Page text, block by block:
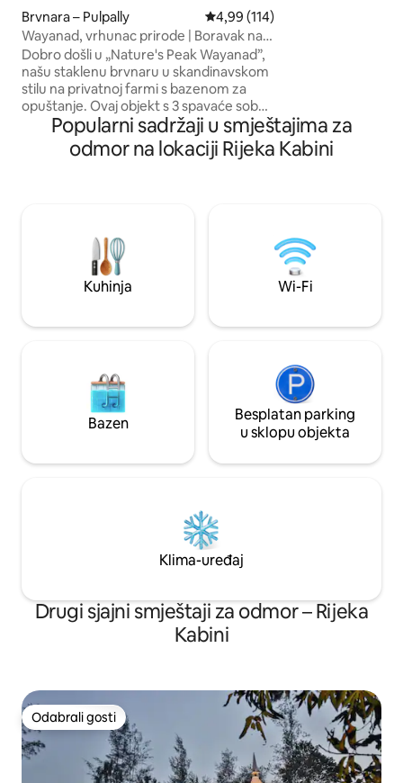
Brvnara – Pulpally Prosječna ocjena: 4,99/5,
4,99 (114)
Wayanad, vrhunac prirode | Boravak na
farmi s privatnim bazenom
Dobro došli u „Nature's Peak Wayanad”,
našu staklenu brvnaru u skandinavskom
stilu na privatnoj farmi s bazenom za
opuštanje. Ovaj objekt s 3 spavaće sobe i
2 kupaonice uključuje potpuno
klimatiziranu glavnu brvnaru (2 spavaće
sobe, dnevni boravak i 1 zajednička
privatnoj pješačkoj turi do vidikovca i
domaćim jelima koja priprema naša
obitelj koja vodi brigu o objektu (uz
nadoplatu). Cijeli prostor je isključivo vaš.
Popularni sadržaji u smještajima za
odmor na lokaciji Rijeka Kabini
Kuhinja Wi-Fi
Bazen
Besplatan parking
u sklopu objekta
Klima-uređaj
Drugi sjajni smještaji za odmor – Rijeka
Kabini
Odabrali gosti
Odabrali gosti